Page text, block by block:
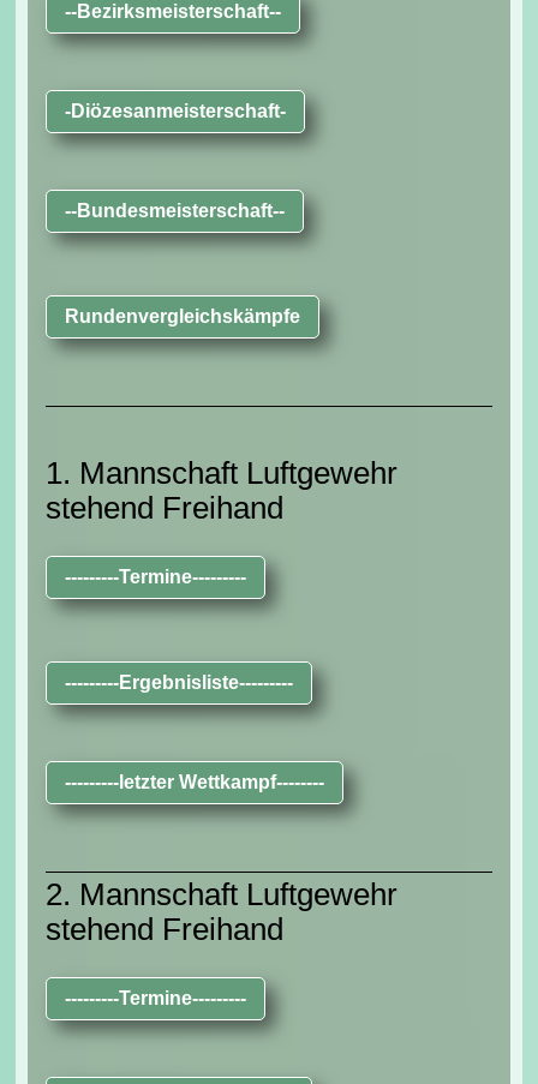
--Bezirksmeisterschaft--
-Diözesanmeisterschaft-
--Bundesmeisterschaft--
Rundenvergleichskämpfe
1. Mannschaft Luftgewehr
stehend Freihand
---------Termine---------
---------Ergebnisliste---------
---------letzter Wettkampf--------
2. Mannschaft Luftgewehr
stehend Freihand
---------Termine---------